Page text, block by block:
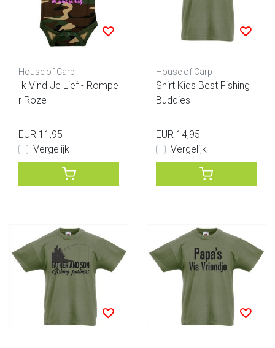
House of Carp
Ik Vind Je Lief - Rompe
r Roze
EUR 11,95
Vergelijk
House of Carp
Shirt Kids Best Fishing
Buddies
EUR 14,95
Vergelijk